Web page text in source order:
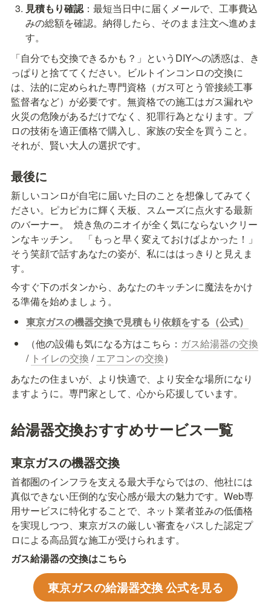
見積もり確認：最短当日中に届くメールで、工事費込
みの総額を確認。納得したら、そのまま注文へ進めま
す。
「自分でも交換できるかも？」というDIYへの誘惑は、き
っぱりと捨ててください。ビルトインコンロの交換に
は、法的に定められた専門資格（ガス可とう管接続工事
監督者など）が必要です。無資格での施工はガス漏れや
火災の危険があるだけでなく、犯罪行為となります。プ
ロの技術を適正価格で購入し、家族の安全を買うこと。
それが、賢い大人の選択です。
最後に
新しいコンロが自宅に届いた日のことを想像してみてく
ださい。ピカピカに輝く天板、スムーズに点火する最新
のバーナー。  焼き魚のニオイが全く気にならないクリー
ンなキッチン。  「もっと早く変えておけばよかった！」
そう笑顔で話すあなたの姿が、私にははっきりと見えま
す。
今すぐ下のボタンから、あなたのキッチンに魔法をかけ
る準備を始めましょう。
東京ガスの機器交換で見積もり依頼をする（公式）
（他の設備も気になる方はこちら： ガス給湯器の交換
/ トイレの交換 / エアコンの交換）
あなたの住まいが、より快適で、より安全な場所になり
ますように。専門家として、心から応援しています。
給湯器交換おすすめサービス一覧
東京ガスの機器交換
首都圏のインフラを支える最大手ならではの、他社には
真似できない圧倒的な安心感が最大の魅力です。Web専
用サービスに特化することで、ネット業者並みの低価格
を実現しつつ、東京ガスの厳しい審査をパスした認定プ
ロによる高品質な施工が受けられます。
ガス給湯器の交換はこちら
東京ガスの給湯器交換 公式を見る